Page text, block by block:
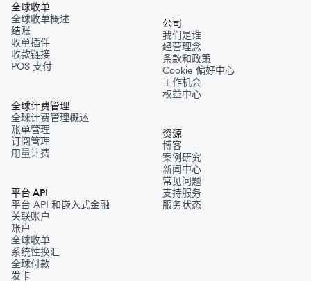
全球收单
全球收单概述
结账
收单插件
收款链接
POS 支付
全球计费管理
全球计费管理概述
账单管理
订阅管理
用量计费
平台 API
平台 API 和嵌入式金融
关联账户
账户
全球收单
系统性换汇
全球付款
发卡
公司
我们是谁
经营理念
条款和政策
Cookie 偏好中心
工作机会
权益中心
资源
博客
案例研究
新闻中心
常见问题
支持服务
服务状态